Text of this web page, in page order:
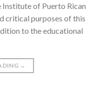
Institute of Puerto Rican
critical purposes of this
to the educational
→